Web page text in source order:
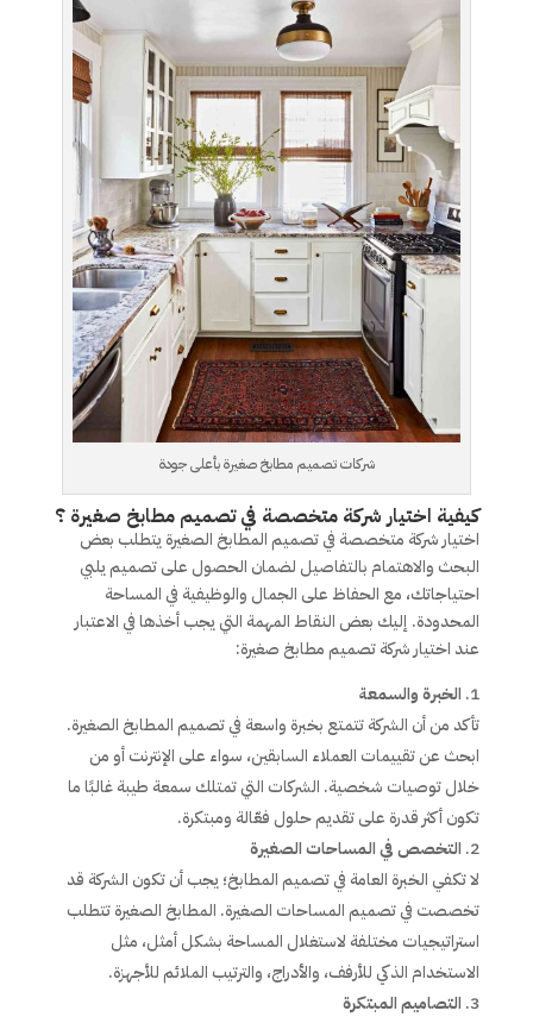
شركات تصميم مطابخ صغيرة بأعلى جودة
كيفية اختيار شركة متخصصة في تصميم مطابخ صغيرة ؟
اختيار شركة متخصصة في تصميم المطابخ الصغيرة يتطلب بعض
البحث والاهتمام بالتفاصيل لضمان الحصول على تصميم يلبي
احتياجاتك، مع الحفاظ على الجمال والوظيفية في المساحة
المحدودة. إليك بعض النقاط المهمة التي يجب أخذها في الاعتبار
عند اختيار شركة تصميم مطابخ صغيرة:
الخبرة والسمعة
تأكد من أن الشركة تتمتع بخبرة واسعة في تصميم المطابخ الصغيرة.
ابحث عن تقييمات العملاء السابقين، سواء على الإنترنت أو من
خلال توصيات شخصية. الشركات التي تمتلك سمعة طيبة غالبًا ما
تكون أكثر قدرة على تقديم حلول فعّالة ومبتكرة.
التخصص في المساحات الصغيرة
لا تكفي الخبرة العامة في تصميم المطابخ؛ يجب أن تكون الشركة قد
تخصصت في تصميم المساحات الصغيرة. المطابخ الصغيرة تتطلب
استراتيجيات مختلفة لاستغلال المساحة بشكل أمثل، مثل
الاستخدام الذكي للأرفف، والأدراج، والترتيب الملائم للأجهزة.
التصاميم المبتكرة